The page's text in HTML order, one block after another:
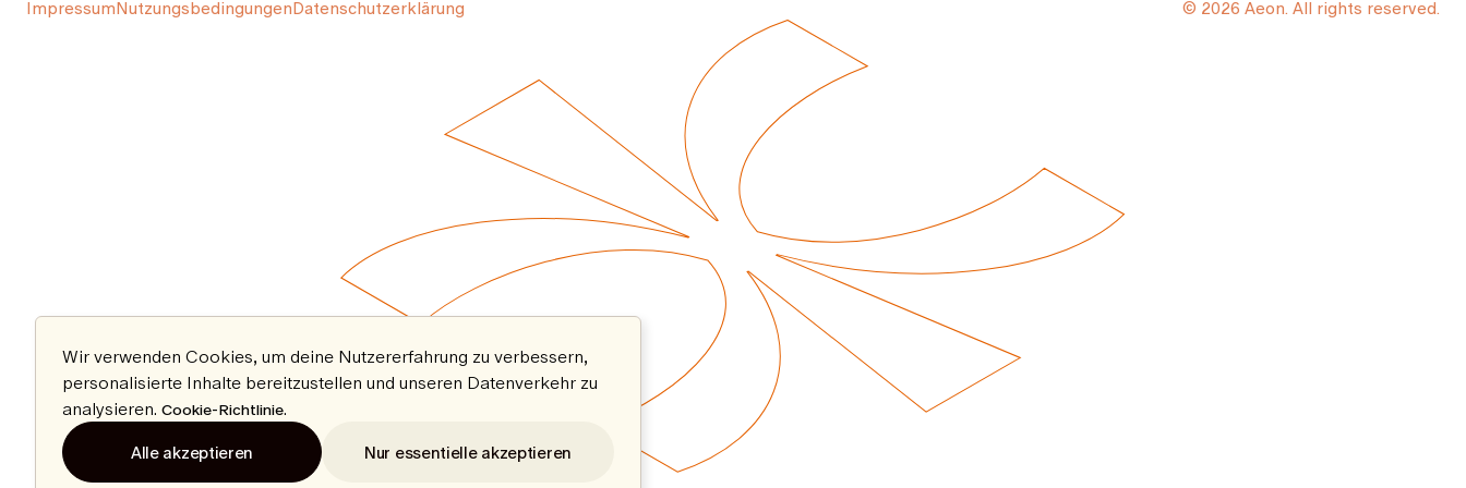
ImpressumNutzungsbedingungenDatenschutzerklärung © 2026 Aeon. All rights reserved.
Wir verwenden Cookies, um deine Nutzererfahrung zu verbessern,
personalisierte Inhalte bereitzustellen und unseren Datenverkehr zu
analysieren. Cookie-Richtlinie.
Alle akzeptieren Nur essentielle akzeptieren